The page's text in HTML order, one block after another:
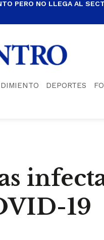
PERO NO LLEGA AL
DEPORTES
19